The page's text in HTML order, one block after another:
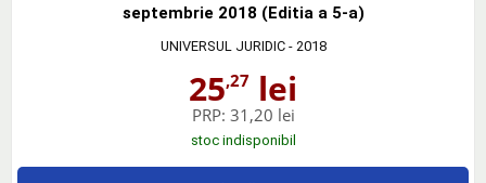
septembrie 2018 (Editia a 5-a)
UNIVERSUL JURIDIC- 2018
25,27 lei
PRP: 31,20 lei
stoc indisponibil